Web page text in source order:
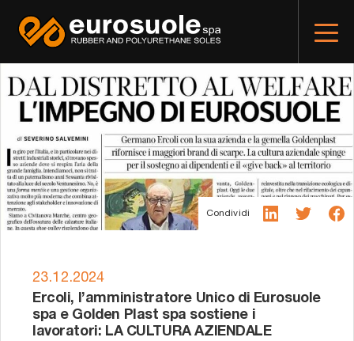
Condividi
23.12.2024
Ercoli, l’amministratore Unico di Eurosuole
spa e Golden Plast spa sostiene i
lavoratori: LA CULTURA AZIENDALE